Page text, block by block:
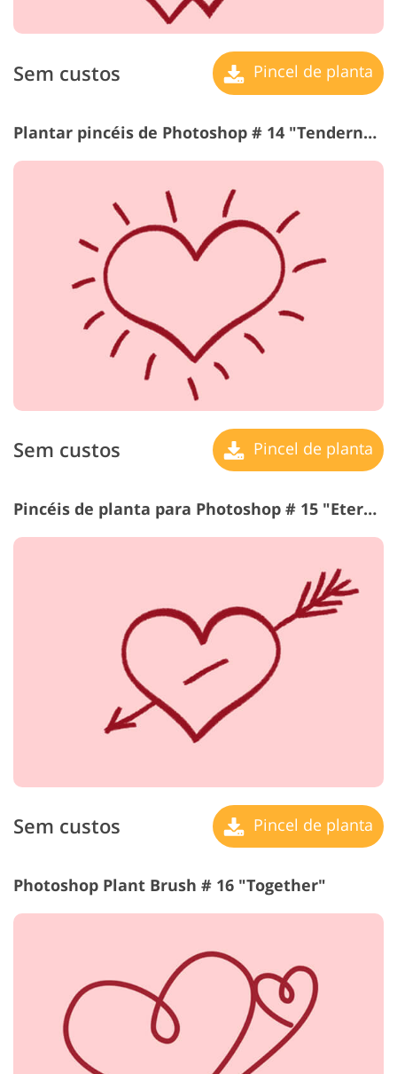
Sem custos Pincel de planta
Plantar pincéis de Photoshop # 14 "Tenderness"
Sem custos Pincel de planta
Pincéis de planta para Photoshop # 15 "Eternal Love"
Sem custos Pincel de planta
Photoshop Plant Brush # 16 "Together"